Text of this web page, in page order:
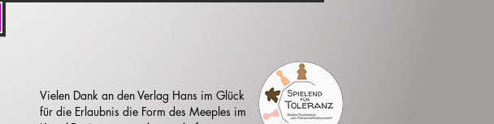
Vielen Dank an den Verlag Hans im Glück
für die Erlaubnis die Form des Meeples im